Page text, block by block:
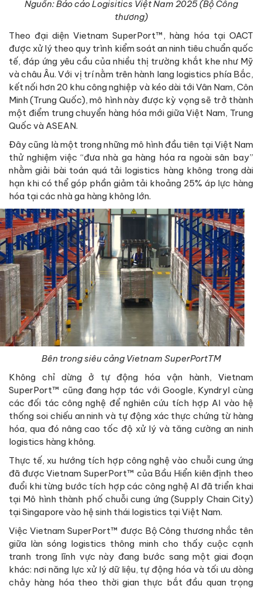
Nguồn: Báo cáo Logisitics Việt Nam 2025 (Bộ Công
thương)
Theo đại diện Vietnam SuperPort™, hàng hóa tại OACT
được xử lý theo quy trình kiểm soát an ninh tiêu chuẩn quốc
tế, đáp ứng yêu cầu của nhiều thị trường khắt khe như Mỹ
và châu Âu. Với vị trí nằm trên hành lang logistics phía Bắc,
kết nối hơn 20 khu công nghiệp và kéo dài tới Vân Nam, Côn
Minh (Trung Quốc), mô hình này được kỳ vọng sẽ trở thành
một điểm trung chuyển hàng hóa mới giữa Việt Nam, Trung
Quốc và ASEAN.
Đây cũng là một trong những mô hình đầu tiên tại Việt Nam
thử nghiệm việc “đưa nhà ga hàng hóa ra ngoài sân bay”
nhằm giải bài toán quá tải logistics hàng không trong dài
hạn khi có thể góp phần giảm tải khoảng 25% áp lực hàng
hóa tại các nhà ga hàng không lớn.
Bên trong siêu cảng Vietnam SuperPortTM
Không chỉ dừng ở tự động hóa vận hành, Vietnam
SuperPort™ cũng đang hợp tác với Google, Kyndryl cùng
các đối tác công nghệ để nghiên cứu tích hợp AI vào hệ
thống soi chiếu an ninh và tự động xác thực chứng từ hàng
hóa, qua đó nâng cao tốc độ xử lý và tăng cường an ninh
logistics hàng không.
Thực tế, xu hướng tích hợp công nghệ vào chuỗi cung ứng
đã được Vietnam SuperPort™ của Bầu Hiển kiên định theo
đuổi khi từng bước tích hợp các công nghệ AI đã triển khai
tại Mô hình thành phố chuỗi cung ứng (Supply Chain City)
tại Singapore vào hệ sinh thái logistics tại Việt Nam.
Việc Vietnam SuperPort™ được Bộ Công thương nhắc tên
giữa làn sóng logistics thông minh cho thấy cuộc cạnh
tranh trong lĩnh vực này đang bước sang một giai đoạn
khác: nơi năng lực xử lý dữ liệu, tự động hóa và tối ưu dòng
chảy hàng hóa theo thời gian thực bắt đầu quan trọng